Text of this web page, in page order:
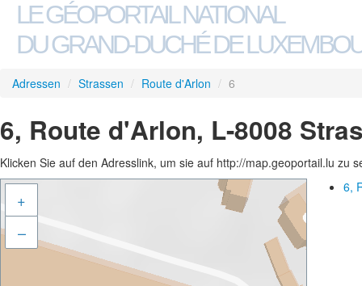
LE GÉOPORTAIL NATIONAL
DU GRAND-DUCHÉ DE
Adressen / Strassen / Route d'Arlon / 6
6, Route d'Arlon, L-8008
Klicken Sie auf den Adresslink, um sie auf http://map.geoportail.lu zu
+
–
6,